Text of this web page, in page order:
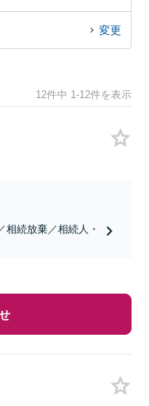
変更
12件中 1-12件を表示
相続放棄／相続人・